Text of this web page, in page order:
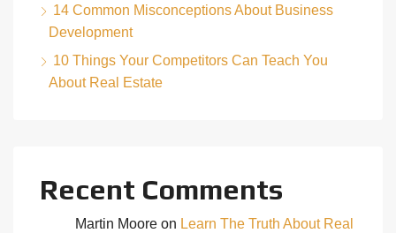
14 Common Misconceptions About Business
Development
10 Things Your Competitors Can Teach You
About Real Estate
Recent Comments
Martin Moore on Learn The Truth About Real